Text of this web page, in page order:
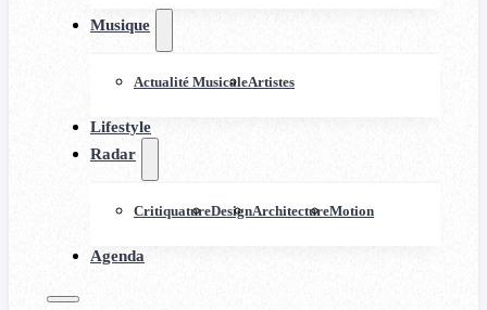
Musique
Actualité MusicaleArtistes
Lifestyle
Radar
CritiquatureDesignArchitectureMotion
Agenda